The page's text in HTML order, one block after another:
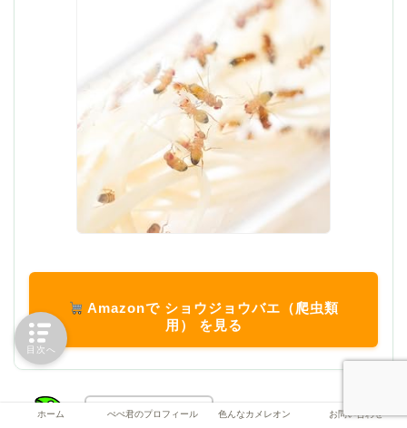
Amazonで ショウジョウバエ（爬虫類
用） を見る
むしむし〜！！
ホーム ぺぺ君のプロフィール 色んなカメレオン お問い合わせ
目次へ